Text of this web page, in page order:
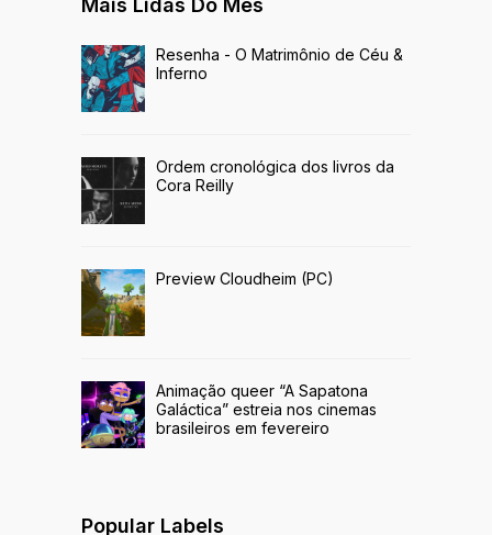
Mais Lidas Do Mês
Resenha - O Matrimônio de Céu &
Inferno
Ordem cronológica dos livros da
Cora Reilly
Preview Cloudheim (PC)
Animação queer “A Sapatona
Galáctica” estreia nos cinemas
brasileiros em fevereiro
Popular Labels